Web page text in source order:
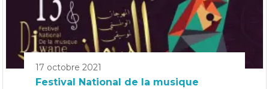
17 octobre 2021
Festival National de la musique